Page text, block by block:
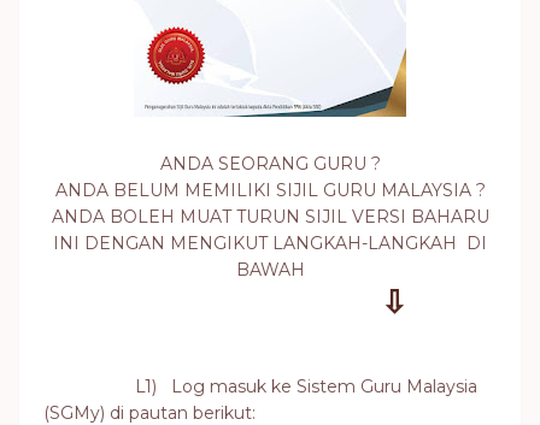
ANDA SEORANG GURU ?
ANDA BELUM MEMILIKI SIJIL GURU MALAYSIA ?
ANDA BOLEH MUAT TURUN SIJIL VERSI BAHARU
INI DENGAN MENGIKUT LANGKAH-LANGKAH DI
BAWAH
⇩
L1)
Log masuk ke Sistem Guru Malaysia
(SGMy) di pautan berikut: